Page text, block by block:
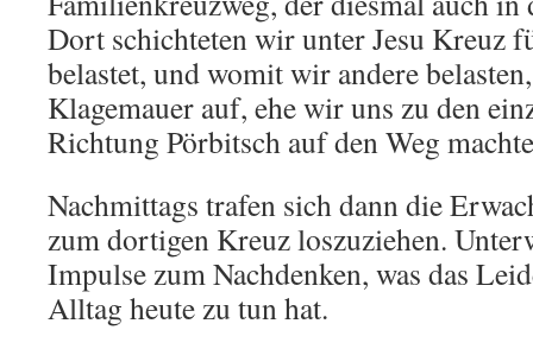
Dort schichteten wir unter Jesu Kreuz
belastet, und womit wir andere
Klagemauer auf, ehe wir uns zu den
Richtung Pörbitsch auf den Weg
Nachmittags trafen sich dann die
zum dortigen Kreuz loszuziehen.
Impulse zum Nachdenken, was das
Alltag heute zu tun hat.